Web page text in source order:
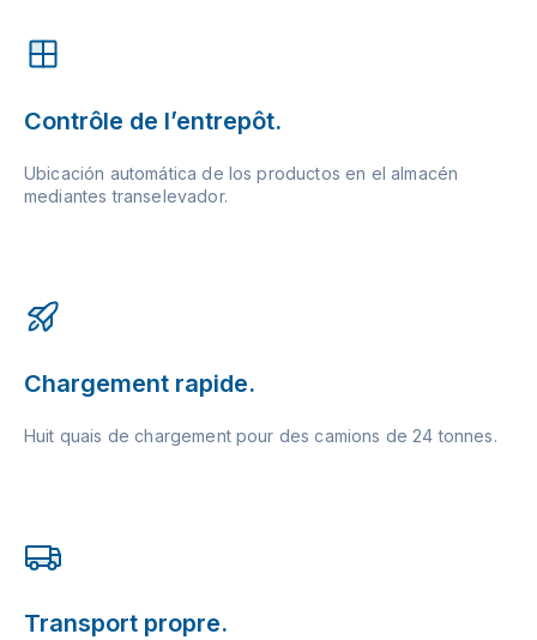
Contrôle de l’entrepôt.
Ubicación automática de los productos en el almacén
mediantes transelevador.
Chargement rapide.
Huit quais de chargement pour des camions de 24 tonnes.
Transport propre.